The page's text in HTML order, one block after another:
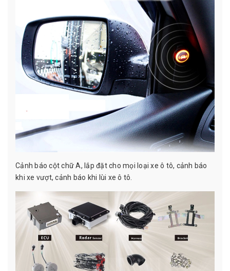
Cảnh báo cột chữ A, lắp đặt cho mọi loại xe ô tô, cảnh báo
khi xe vượt, cảnh báo khi lùi xe ô tô.